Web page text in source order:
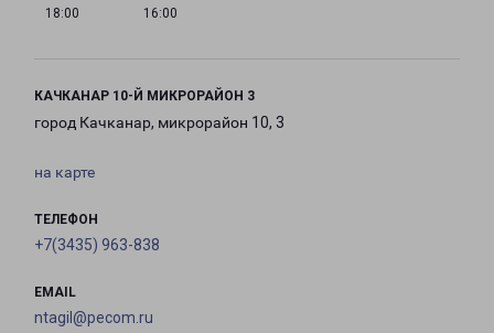
18:00
16:00
КАЧКАНАР 10-Й МИКРОРАЙОН 3
город Качканар, микрорайон 10, 3
на карте
ТЕЛЕФОН
+7(3435) 963-838
EMAIL
ntagil@pecom.ru